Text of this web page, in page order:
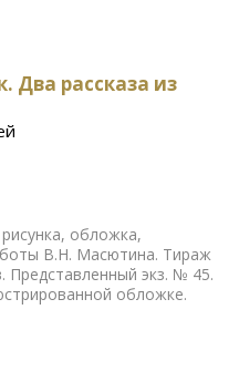
Два рассказа из
обложка,
В.Н. Масютина. Тираж
Представленный экз. № 45.
обложке.